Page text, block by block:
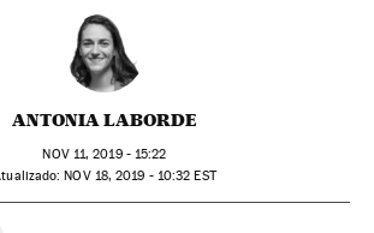
ANTONIA LABORDE
NOV11, 2019 - 15:22
atualizado: NOV18, 2019 - 10:32 EST